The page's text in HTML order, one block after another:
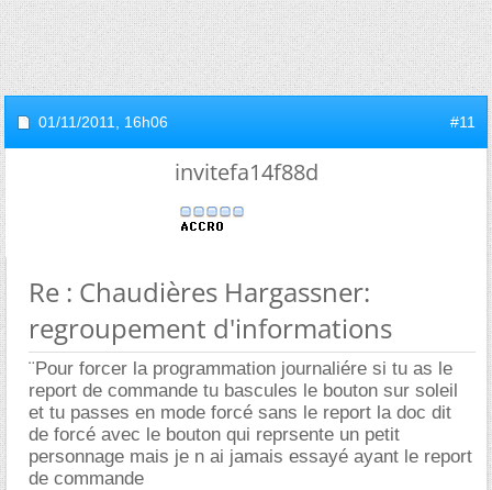
01/11/2011, 16h06 #11
invitefa14f88d
Re : Chaudières Hargassner:
regroupement d'informations
¨Pour forcer la programmation journaliére si tu as le
report de commande tu bascules le bouton sur soleil
et tu passes en mode forcé sans le report la doc dit
de forcé avec le bouton qui reprsente un petit
personnage mais je n ai jamais essayé ayant le report
de commande